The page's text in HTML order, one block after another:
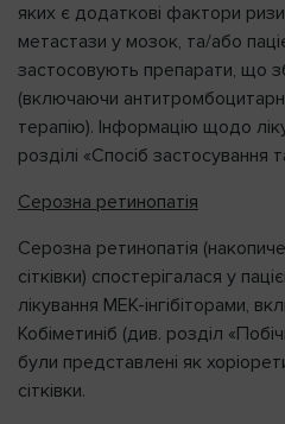
яких є додаткові фактори
метастази у мозок, та/або
застосовують препарати, що
(включаючи
терапію). Інформацію щодо
розділі «Спосіб застосування
Серозна ретинопатія
Серозна ретинопатія
сітківки) спостерігалася у
лікування MEK-iнгібіторами,
Кобіметиніб (див. розділ
були представлені як
сітківки.